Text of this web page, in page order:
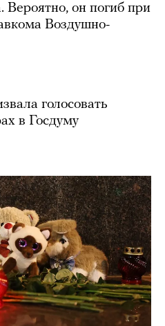
он погиб при
Воздушно-
голосовать
в Госдуму